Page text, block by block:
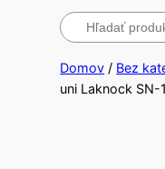
Hľadanie
Domov / Bez
uni Laknock SN-